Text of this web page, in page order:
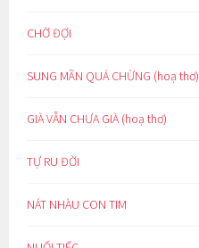
CHỜ ĐỢI
SUNG MÃN QUÁ CHỪNG (hoạ thơ)
GIÀ VẪN CHƯA GIÀ (hoạ thơ)
TỰ RU ĐỜI
NÁT NHÀU CON TIM